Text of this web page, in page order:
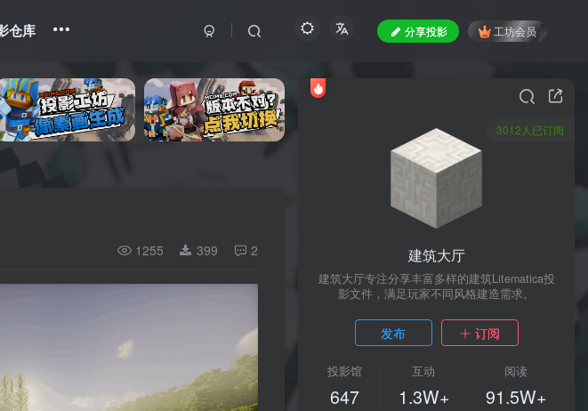
仓库 分享投影 工坊会员
1255 399 2
3012人已订阅
建筑大厅
建筑大厅专注分享丰富多样的建筑Litematica投
影文件，满足玩家不同风格建造需求。
发布 订阅
投影馆
647
互动
1.3W+
阅读
91.5W+